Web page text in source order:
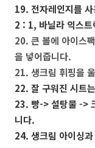
19. 전자레인지를
2 : 1, 바닐라 익스
20. 큰 볼에 아이스
을 넣어줍니다.
21. 생크림 휘핑을
22. 잘 구워진 시트
23. 빵-> 설탕물 ->
니다.
24. 생크림 아이싱